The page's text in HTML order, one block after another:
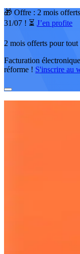
🎁 Offre : 2 mois
31/07 ! ⏳ J’en profite
2 mois offerts pour tout
Facturation
réforme ! S'inscrire au